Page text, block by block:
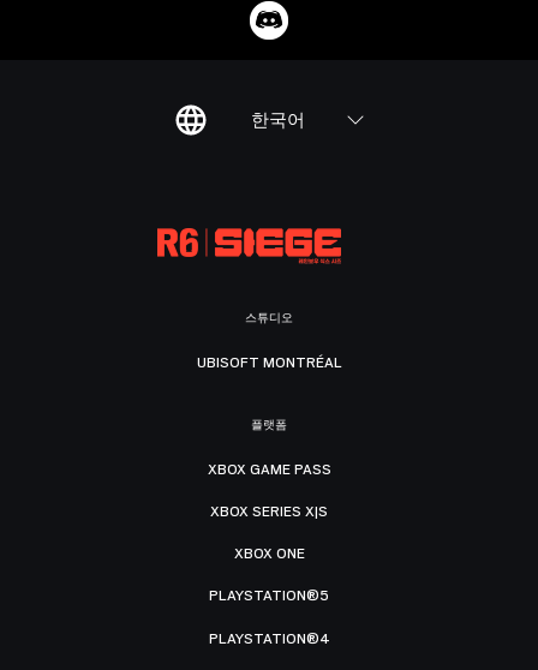
한국어
스튜디오
UBISOFT MONTRÉAL
플랫폼
XBOX GAME PASS
XBOX SERIES X|S
XBOX ONE
PLAYSTATION®5
PLAYSTATION®4